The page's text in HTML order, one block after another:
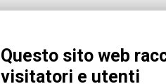
Questo sito web
visitatori e utenti